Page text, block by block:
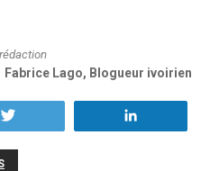
Fabrice Lago, Blogueur ivoirien